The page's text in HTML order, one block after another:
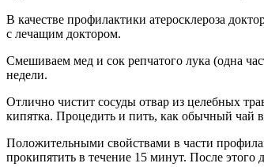
В качестве профилактики атеросклероза
с лечащим доктором.
Смешиваем мед и сок репчатого лука (одна
недели.
Отлично чистит сосуды отвар из целебных
кипятка. Процедить и пить, как обычный чай
Положительными свойствами в части
прокипятить в течение 15 минут. После этого